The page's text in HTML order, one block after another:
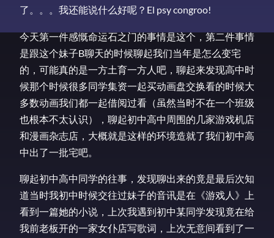
了。。。我还能说什么好呢？El psy congroo!
今天第一件感慨命运石之门的事情是这个，第二件事情
是跟这个妹子B聊天的时候聊起我们当年是怎么变宅
的，可能真的是一方土育一方人吧，聊起来发现高中时
候那个时候很多同学集资一起买动画盘交换看的时候大
多数动画我们都一起借阅过看（虽然当时不在一个班级
也根本不太认识），聊起初中高中周围的几家游戏机店
和漫画杂志店，大概就是这样的环境造就了我们初中高
中出了一批宅吧。
聊起初中高中同学的往事，发现聊出来的竟是最后次知
道当时我初中时候交往过妹子的音讯是在《游戏人》上
看到一篇她的小说，上次我遇到初中某同学发现竟在给
我前老板开的一家女仆店写歌词，上次无意间看到了一